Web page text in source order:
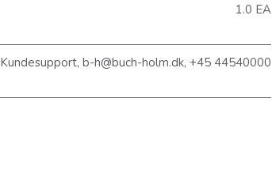
1.0 EA
Kundesupport, b-h@buch-holm.dk, +45 44540000